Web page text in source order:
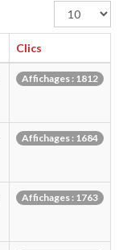
Afficher
#
Clics
Affichages : 1812
Affichages : 1684
Affichages : 1763